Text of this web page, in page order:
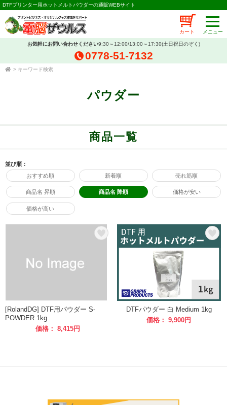
DTFプリンター用ホットメルトパウダーの通販WEBサイト
カート
お気軽にお問い合わせください9:30～12:00/13:00～17:30(土日祝日のぞく)
0778-51-7132
> キーワード検索
パウダー
商品一覧
並び順：
おすすめ順
新着順 売れ筋順
商品名 昇順 商品名 降順 価格が安い
価格が高い
[RolandDG] DTF用パウダー S-
POWDER 1kg
価格： 8,415円
DTFパウダー 白 Medium 1kg
価格： 9,900円